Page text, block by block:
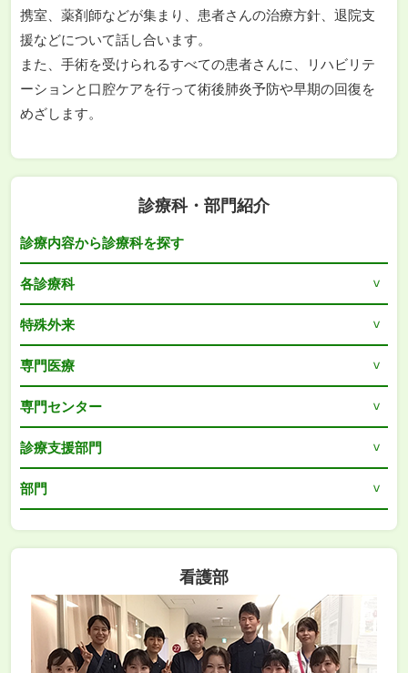
携室、薬剤師などが集まり、患者さんの治療方針、退院支
援などについて話し合います。
また、手術を受けられるすべての患者さんに、リハビリテ
ーションと口腔ケアを行って術後肺炎予防や早期の回復を
めざします。
診療科・部門紹介
診療内容から診療科を探す
各診療科
特殊外来
専門医療
専門センター
診療支援部門
部門
看護部